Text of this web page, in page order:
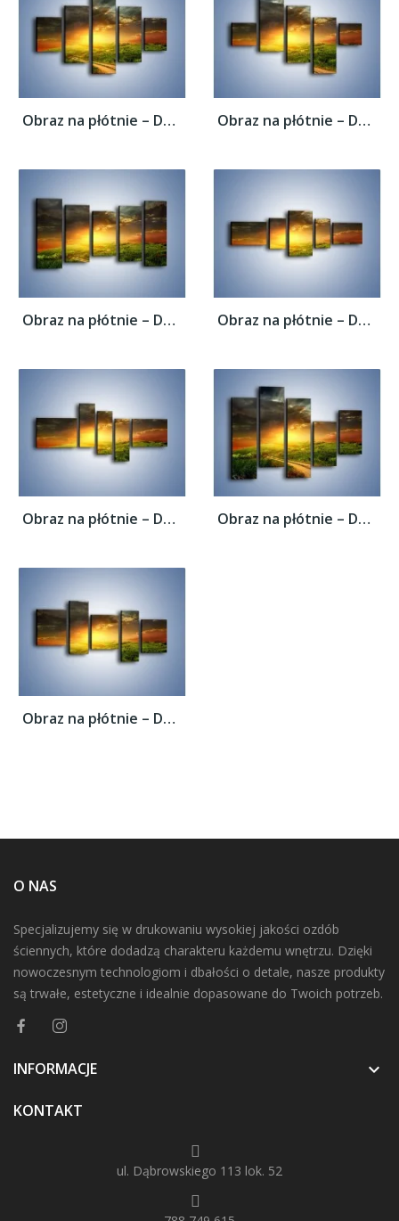
Obraz na płótnie – Dom za małym zakrętem –... Obraz na płótnie – Dom za małym zakrętem –...
Obraz na płótnie – Dom za małym zakrętem –... Obraz na płótnie – Dom za małym zakrętem –...
Obraz na płótnie – Dom za małym zakrętem –... Obraz na płótnie – Dom za małym zakrętem –...
Obraz na płótnie – Dom za małym zakrętem –...
O NAS
Specjalizujemy się w drukowaniu wysokiej jakości ozdób
ściennych, które dodadzą charakteru każdemu wnętrzu. Dzięki
nowoczesnym technologiom i dbałości o detale, nasze produkty
są trwałe, estetyczne i idealnie dopasowane do Twoich potrzeb.
INFORMACJE 
KONTAKT
ul. Dąbrowskiego 113 lok. 52